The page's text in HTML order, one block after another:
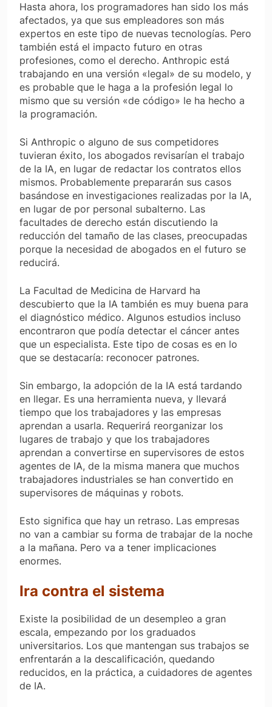
Hasta ahora, los programadores han sido los más
afectados, ya que sus empleadores son más
expertos en este tipo de nuevas tecnologías. Pero
también está el impacto futuro en otras
profesiones, como el derecho. Anthropic está
trabajando en una versión «legal» de su modelo, y
es probable que le haga a la profesión legal lo
mismo que su versión «de código» le ha hecho a
la programación.
Si Anthropic o alguno de sus competidores
tuvieran éxito, los abogados revisarían el trabajo
de la IA, en lugar de redactar los contratos ellos
mismos. Probablemente prepararán sus casos
basándose en investigaciones realizadas por la IA,
en lugar de por personal subalterno. Las
facultades de derecho están discutiendo la
reducción del tamaño de las clases, preocupadas
porque la necesidad de abogados en el futuro se
reducirá.
La Facultad de Medicina de Harvard ha
descubierto que la IA también es muy buena para
el diagnóstico médico. Algunos estudios incluso
encontraron que podía detectar el cáncer antes
que un especialista. Este tipo de cosas es en lo
que se destacaría: reconocer patrones.
Sin embargo, la adopción de la IA está tardando
en llegar. Es una herramienta nueva, y llevará
tiempo que los trabajadores y las empresas
aprendan a usarla. Requerirá reorganizar los
lugares de trabajo y que los trabajadores
aprendan a convertirse en supervisores de estos
agentes de IA, de la misma manera que muchos
trabajadores industriales se han convertido en
supervisores de máquinas y robots.
Esto significa que hay un retraso. Las empresas
no van a cambiar su forma de trabajar de la noche
a la mañana. Pero va a tener implicaciones
enormes.
Ira contra el sistema
Existe la posibilidad de un desempleo a gran
escala, empezando por los graduados
universitarios. Los que mantengan sus trabajos se
enfrentarán a la descalificación, quedando
reducidos, en la práctica, a cuidadores de agentes
de IA.